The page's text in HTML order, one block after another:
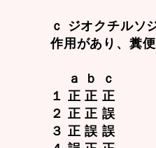
ｃ ジオクチルソ
作用があり、糞
ａ ｂ ｃ
１ 正 正 正
２ 正 正 誤
３ 正 誤 誤